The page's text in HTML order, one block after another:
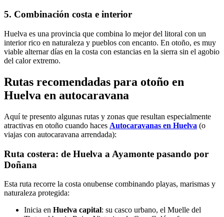
5. Combinación costa e interior
Huelva es una provincia que combina lo mejor del litoral con un
interior rico en naturaleza y pueblos con encanto. En otoño, es muy
viable alternar días en la costa con estancias en la sierra sin el agobio
del calor extremo.
Rutas recomendadas para otoño en
Huelva en autocaravana
Aquí te presento algunas rutas y zonas que resultan especialmente
atractivas en otoño cuando haces Autocaravanas en Huelva (o
viajas con autocaravana arrendada):
Ruta costera: de Huelva a Ayamonte pasando por
Doñana
Esta ruta recorre la costa onubense combinando playas, marismas y
naturaleza protegida:
Inicia en Huelva capital: su casco urbano, el Muelle del